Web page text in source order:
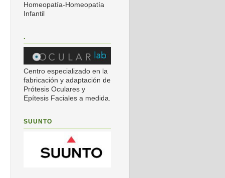
Homeopatía-Homeopatía
Infantil
.
Centro especializado en la
fabricación y adaptación de
Prótesis Oculares y
Epítesis Faciales a medida.
SUUNTO